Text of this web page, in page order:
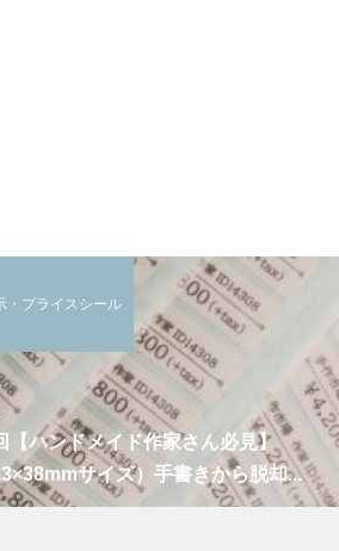
【ハンドメイド作家さん必見】
サイズ）手書きから脱却...
・プライスシール